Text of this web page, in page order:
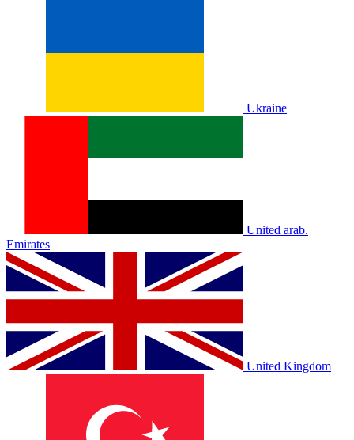
Ukraine
United arab.
Emirates
United Kingdom